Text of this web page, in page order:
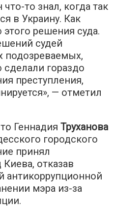
то знал, когда так
в Украину. Как
решения суда.
судей
подозреваемых,
гораздо
преступления,
— отметил
Геннадия Труханова
городского
принял
отказав
антикоррупционной
мэра из-за